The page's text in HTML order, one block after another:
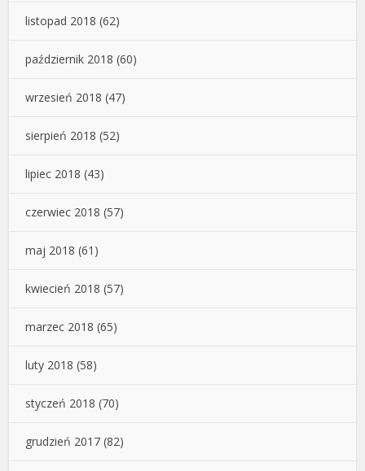
listopad 2018 (62)
październik 2018 (60)
wrzesień 2018 (47)
sierpień 2018 (52)
lipiec 2018 (43)
czerwiec 2018 (57)
maj 2018 (61)
kwiecień 2018 (57)
marzec 2018 (65)
luty 2018 (58)
styczeń 2018 (70)
grudzień 2017 (82)